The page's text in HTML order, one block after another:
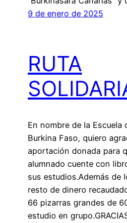
9 de enero de 2025
RUTA
En nombre de la Escuela
Burkina Faso, quiero
aportación donada para
alumnado cuente con
sus estudios.Además de
resto de dinero
66 pizarras grandes de
estudio en